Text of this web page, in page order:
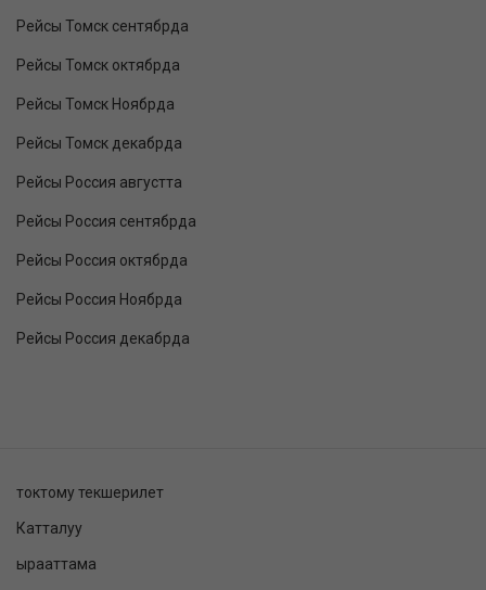
Рейсы Томск сентябрда
Рейсы Томск октябрда
Рейсы Томск Ноябрда
Рейсы Томск декабрда
Рейсы Россия августта
Рейсы Россия сентябрда
Рейсы Россия октябрда
Рейсы Россия Ноябрда
Рейсы Россия декабрда
токтому текшерилет
Катталуу
ырааттама